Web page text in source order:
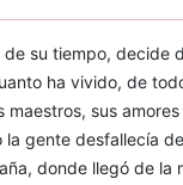
su tiempo, decide
ha vivido, de
sus
gente desfallecía
donde llegó de la